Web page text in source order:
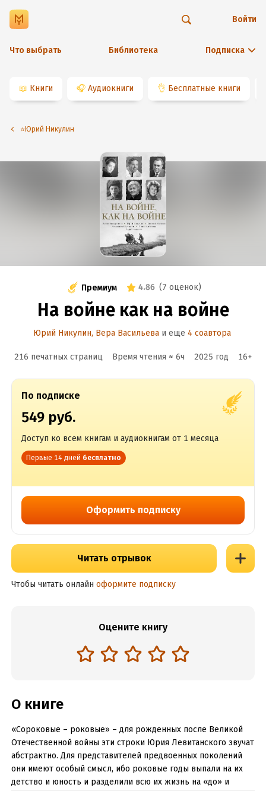
Что выбрать Библиотека Подписка
Войти
📖 Книги 🎧 Аудиокниги 👌 Бесплатные книги
⭐️Юрий Никулин
Премиум 4.86 (7 оценок)
На войне как на войне
Юрий Никулин, Вера Васильева и еще 4 соавтора
216 печатных страниц Время чтения ≈ 6ч 2025 год 16+
По подписке
549 руб.
Доступ ко всем книгам и аудиокнигам от 1 месяца
Первые 14 дней бесплатно
Оформить подписку
Читать отрывок
Чтобы читать онлайн оформите подписку
Оцените книгу
О книге
«Сороковые – роковые» – для рожденных после Великой
Отечественной войны эти строки Юрия Левитанского звучат
абстрактно. Для представителей предвоенных поколений
они имеют особый смысл, ибо роковые годы выпали на их
детство и юность и разделили всю их жизнь на «до» и